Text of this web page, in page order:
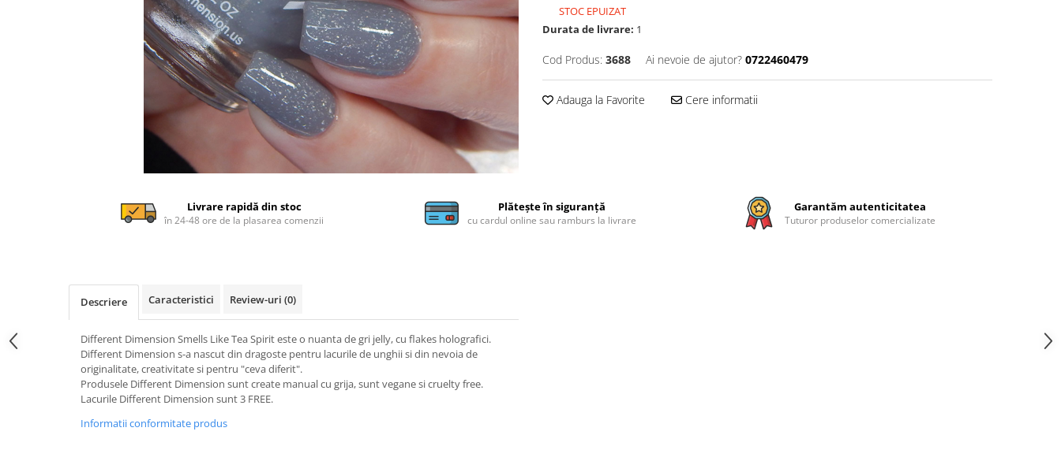
STOC EPUIZAT
Durata de livrare: 1
Cod Produs: 3688 Ai nevoie de ajutor? 0722460479
Adauga la Favorite Cere informatii
Livrare rapidă din stoc
în 24-48 ore de la plasarea comenzii
Plătește în siguranță
cu cardul online sau ramburs la livrare
Garantăm autenticitatea
Tuturor produselor comercializate
Descriere Caracteristici Review-uri (0)
Different Dimension Smells Like Tea Spirit este o nuanta de gri jelly, cu flakes holografici.
Different Dimension s-a nascut din dragoste pentru lacurile de unghii si din nevoia de
originalitate, creativitate si pentru "ceva diferit".
Produsele Different Dimension sunt create manual cu grija, sunt vegane si cruelty free.
Lacurile Different Dimension sunt 3 FREE.
Informatii conformitate produs